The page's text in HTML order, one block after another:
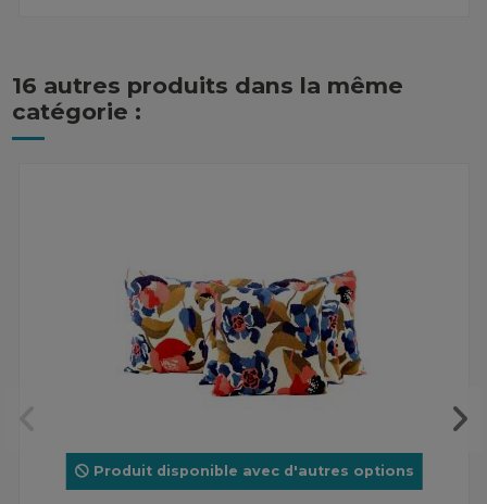
16 autres produits dans la même
catégorie :
Produit disponible avec d'autres options